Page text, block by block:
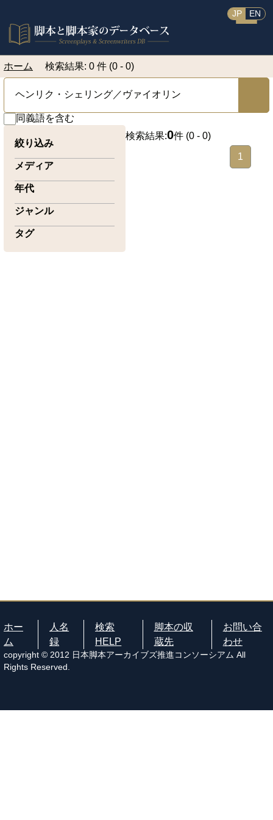
JP EN
ホーム 検索結果: 0 件 (0 - 0)
同義語を含む
絞り込み
メディア
年代
ジャンル
タグ
検索結果:0件 (0 - 0)
1
ホー
ム
人名
録
検索
HELP
脚本の収
蔵先
お問い合
わせ
copyright © 2012 日本脚本アーカイブズ推進コンソーシアム All
Rights Reserved.